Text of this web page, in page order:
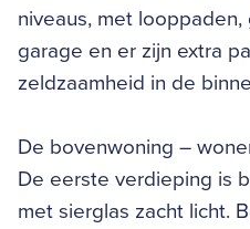
niveaus, met
garage en er zijn extra
zeldzaamheid in de
De bovenwoning –
De eerste verdieping is
met sierglas zacht licht.